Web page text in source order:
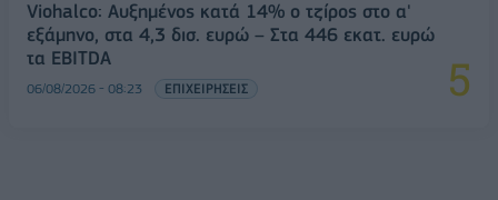
Viohalco: Αυξημένος κατά 14% ο τζίρος στο α'
εξάμηνο, στα 4,3 δισ. ευρώ – Στα 446 εκατ. ευρώ
τα EBITDA
06/08/2026 - 08:23 ΕΠΙΧΕΙΡΗΣΕΙΣ